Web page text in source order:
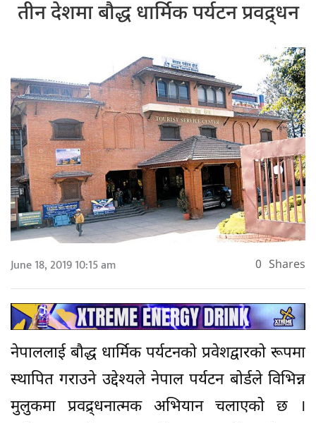
तीन देशमा बौद्ध धार्मिक पर्यटन प्रवद्र्धन
June 18, 2019 10:15 am 0 Shares
नेपाललाई बौद्ध धार्मिक पर्यटनको प्रवेशद्वारको रूपमा
स्थापित गराउने उद्देश्यले नेपाल पर्यटन बोर्डले विभिन्न
मुलुकमा प्रवद्र्धनात्मक अभियान चलाएको छ ।